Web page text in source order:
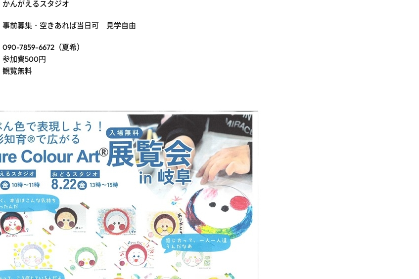
かんがえるスタジオ
事前募集・空きあれば当日可 見学自由
090-7859-6672（夏希）
参加費500円
観覧無料